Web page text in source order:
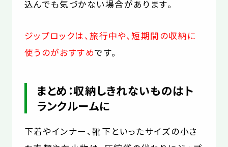
込んでも気づかない場合があります。
ジップロックは、旅行中や、短期間の収納に
使うのがおすすめです。
まとめ：収納しきれないものはト
ランクルームに
下着やインナー、靴下といったサイズの小さ